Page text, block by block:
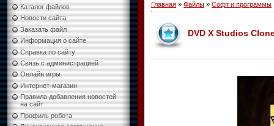
Каталог файлов
Новости сайта
Заказать файл
Информация о сайте
Справка по сайту
Связь с администрацией
Онлайн игры
Интернет-магазин
Правила добавления новостей
на сайт
Профиль робота
Главная » Файлы » Софт и программы
DVD X Studios